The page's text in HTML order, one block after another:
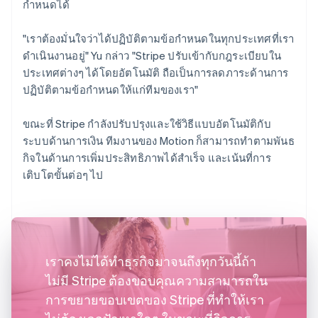
กำหนดได้
"เราต้องมั่นใจว่าได้ปฏิบัติตามข้อกำหนดในทุกประเทศที่เรา
ดำเนินงานอยู่" Yu กล่าว "Stripe ปรับเข้ากับกฎระเบียบใน
ประเทศต่างๆ ได้โดยอัตโนมัติ ถือเป็นการลดภาระด้านการ
ปฏิบัติตามข้อกำหนดให้แก่ทีมของเรา"
ขณะที่ Stripe กำลังปรับปรุงและใช้วิธีแบบอัตโนมัติกับ
ระบบด้านการเงิน ทีมงานของ Motion ก็สามารถทำตามพันธ
กิจในด้านการเพิ่มประสิทธิภาพได้สำเร็จ และเน้นที่การ
เติบโตขั้นต่อๆ ไป
เราคงไม่ได้ทำธุรกิจมาจนถึงทุกวันนี้ถ้า
ไม่มี Stripe ต้องขอบคุณความสามารถใน
การขยายขอบเขตของ Stripe ที่ทำให้เรา